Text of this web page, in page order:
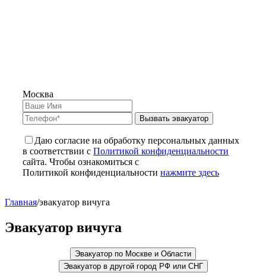
Москва
Вызвать эвакуатор
Даю согласие на обработку персональных данных
в соответствии с Политикой конфиденциальности
сайта. Чтобы ознакомиться с
Политикой конфиденциальности нажмите здесь
Главная/эвакуатор вичуга
Эвакуатор вичуга
Эвакуатор по Москве и Области
Эвакуатор в другой город РФ или СНГ